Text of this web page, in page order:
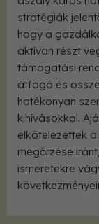
stratégiák
hogy a
aktívan részt
támogatási
átfogó és
hatékonyan
kihívásokkal.
elkötelezettek
megőrzése
ismeretekre